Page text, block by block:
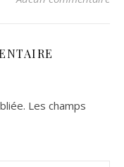
Les champs